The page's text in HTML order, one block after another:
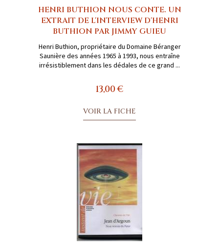
HENRI BUTHION NOUS CONTE. UN
EXTRAIT DE L'INTERVIEW D'HENRI
BUTHION PAR JIMMY GUIEU
Henri Buthion, propriétaire du Domaine Béranger
Saunière des années 1965 à 1993, nous entraîne
irrésistiblement dans les dédales de ce grand ...
13,00 €
VOIR LA FICHE